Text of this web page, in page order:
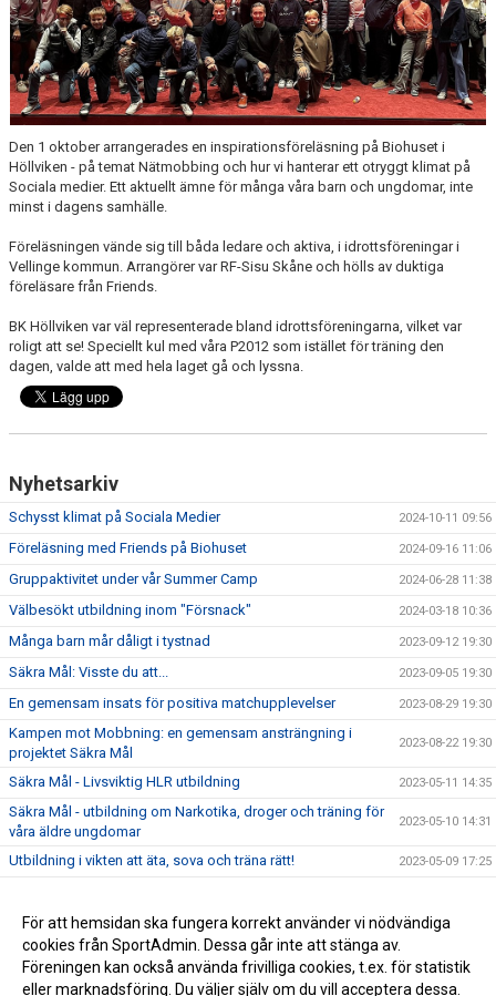
Den 1 oktober arrangerades en inspirationsföreläsning på Biohuset i
Höllviken - på temat Nätmobbing och hur vi hanterar ett otryggt klimat på
Sociala medier. Ett aktuellt ämne för många våra barn och ungdomar, inte
minst i dagens samhälle.
Föreläsningen vände sig till båda ledare och aktiva, i idrottsföreningar i
Vellinge kommun. Arrangörer var RF-Sisu Skåne och hölls av duktiga
föreläsare från Friends.
BK Höllviken var väl representerade bland idrottsföreningarna, vilket var
roligt att se! Speciellt kul med våra P2012 som istället för träning den
dagen, valde att med hela laget gå och lyssna.
Nyhetsarkiv
Schysst klimat på Sociala Medier 2024-10-11 09:56
Föreläsning med Friends på Biohuset 2024-09-16 11:06
Gruppaktivitet under vår Summer Camp 2024-06-28 11:38
Välbesökt utbildning inom "Försnack" 2024-03-18 10:36
Många barn mår dåligt i tystnad 2023-09-12 19:30
Säkra Mål: Visste du att... 2023-09-05 19:30
En gemensam insats för positiva matchupplevelser 2023-08-29 19:30
Kampen mot Mobbning: en gemensam ansträngning i
projektet Säkra Mål
2023-08-22 19:30
Säkra Mål - Livsviktig HLR utbildning 2023-05-11 14:35
Säkra Mål - utbildning om Narkotika, droger och träning för
våra äldre ungdomar
2023-05-10 14:31
Utbildning i vikten att äta, sova och träna rätt! 2023-05-09 17:25
Nyheter Säkra mål – i hjärtat av samhället 2023-04-26 15:11
Stort Tack till Adentity för vår Säkra Mål logotyp 2022-03-07 14:53
För att hemsidan ska fungera korrekt använder vi nödvändiga
cookies från SportAdmin. Dessa går inte att stänga av.
Föreningen kan också använda frivilliga cookies, t.ex. för statistik
eller marknadsföring. Du väljer själv om du vill acceptera dessa.